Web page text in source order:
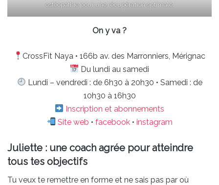
ostéopathie pour une récupération optimale.
On y va ?
CrossFit Naya • 166b av. des Marronniers, Mérignac
Du lundi au samedi
Lundi – vendredi : de 6h30 à 20h30 • Samedi : de
10h30 à 16h30
Inscription et abonnements
Site web • facebook • instagram
Juliette : une coach agrée pour atteindre
tous tes objectifs
Tu veux te remettre en forme et ne sais pas par où